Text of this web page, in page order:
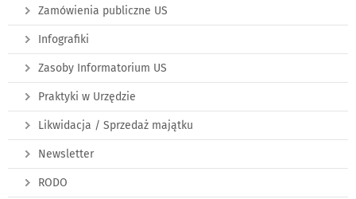
Zamówienia publiczne US
Infografiki
Zasoby Informatorium US
Praktyki w Urzędzie
Likwidacja / Sprzedaż majątku
Newsletter
RODO